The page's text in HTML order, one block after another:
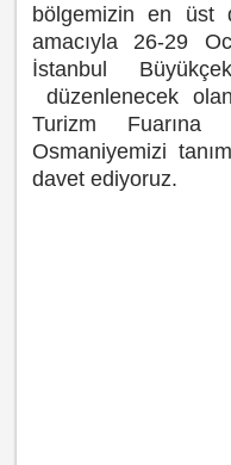
bölgemizin en üst
amacıyla 26-29
İstanbul
düzenlenecek
Turizm Fuarına
Osmaniyemizi
davet ediyoruz.